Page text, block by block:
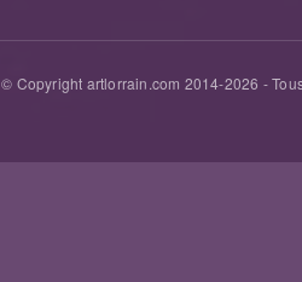
© Copyright artlorrain.com 2014-2026 -